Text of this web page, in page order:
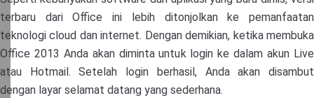
terbaru dari Office ini lebih ditonjolkan ke pemanfaatan
teknologi cloud dan internet. Dengan demikian, ketika membuka
Office 2013 Anda akan diminta untuk login ke dalam akun Live
atau Hotmail. Setelah login berhasil, Anda akan disambut
dengan layar selamat datang yang sederhana.